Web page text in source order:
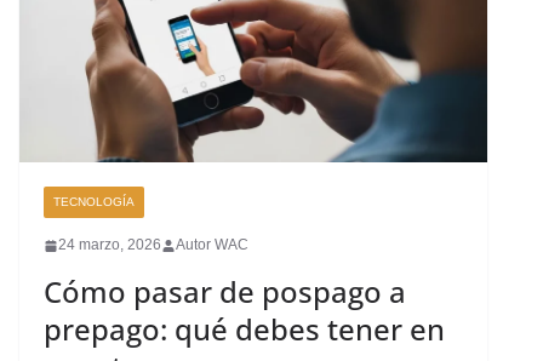
TECNOLOGÍA
24 marzo, 2026 Autor WAC
Cómo pasar de pospago a
prepago: qué debes tener en